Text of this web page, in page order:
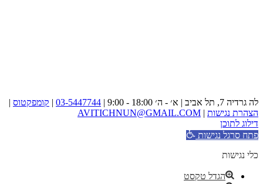
לה גרדיה 7, תל אביב | א׳ - ה׳ 18:00 - 9:00 | 03-5447744
| קומפקטוס |
הצהרת נגישות |
AVITICHNUN@GMAIL.COM
דילוג לתוכן
פתח סרגל נגישות
כלי נגישות
הגדל טקסט